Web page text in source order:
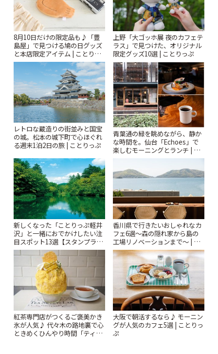
8月10日だけの限定品も♪「豊
島屋」で見つける鳩の日グッズ
と本店限定アイテム | ことりっ
ぷ
上野「大ゴッホ展 夜のカフェテ
ラス」で見つけた、オリジナル
限定グッズ10選 | ことりっぷ
レトロな蔵造りの街並みと国宝
の城。松本の城下町で心ほぐれ
る週末1泊2日の旅 | ことりっぷ
青葉通の緑を眺めながら、静か
な時間を。仙台「Echoes」で
楽しむモーニングとランチ | こ
新しくなった「ことりっぷ軽井
沢」と一緒におでかけしたい注
目スポット13選【スタンプラリ
ー開催中】 | ことりっぷ
香川県で行きたいおしゃれなカ
フェ6選〜森の隠れ家から島の
工場リノベーションまで〜 | こ
とりっぷ
紅茶専門店がつくるご褒美かき
氷が人気♪ 代々木の路地裏で心
ときめくひんやり時間「ティー
大阪で朝活するなら♪ モーニン
グが人気のカフェ5選 | ことりっ
ぷ